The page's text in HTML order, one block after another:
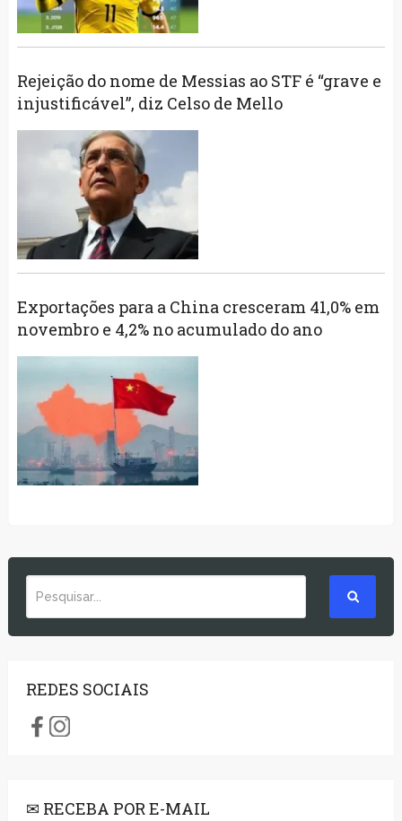
Rejeição do nome de Messias ao STF é “grave e
injustificável”, diz Celso de Mello
Exportações para a China cresceram 41,0% em
novembro e 4,2% no acumulado do ano
REDES SOCIAIS
✉ RECEBA POR E-MAIL